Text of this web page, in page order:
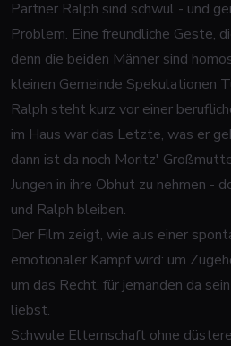
Partner Ralph sind schwul - und
Problem. Eine freundliche Geste,
denn die beiden Männer sind
kleinen Gemeinde Spekulationen
Ralph steht kurz vor einer
im Haus war das Letzte, was er
dann ist da noch Moritz'
Jungen in ihre Obhut zu nehmen -
und Ralph bleiben.
Der Film zeigt, wie aus einer
emotionaler Kampf wird: um
um das Recht, für jemanden da
liebst.
Schwule Elternschaft ohne